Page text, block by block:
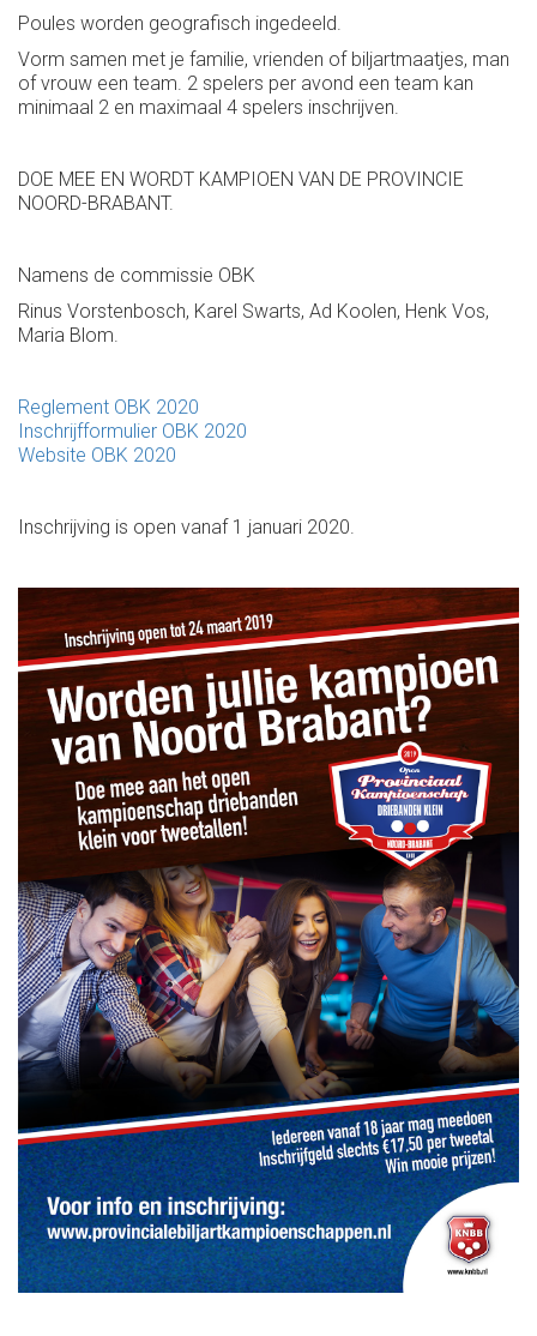
Poules worden geografisch ingedeeld.
Vorm samen met je familie, vrienden of biljartmaatjes, man
of vrouw een team. 2 spelers per avond een team kan
minimaal 2 en maximaal 4 spelers inschrijven.
DOE MEE EN WORDT KAMPIOEN VAN DE PROVINCIE
NOORD-BRABANT.
Namens de commissie OBK
Rinus Vorstenbosch, Karel Swarts, Ad Koolen, Henk Vos,
Maria Blom.
Reglement OBK 2020
Inschrijfformulier OBK 2020
Website OBK 2020
Inschrijving is open vanaf 1 januari 2020.